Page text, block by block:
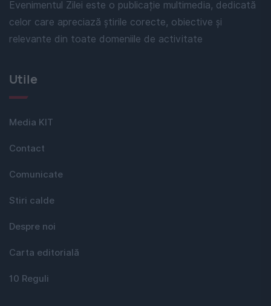
Evenimentul Zilei este o publicație multimedia, dedicată
celor care apreciază știrile corecte, obiective și
relevante din toate domeniile de activitate
Utile
Media KIT
Contact
Comunicate
Stiri calde
Despre noi
Carta editorială
10 Reguli